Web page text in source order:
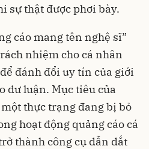
sự thật được phơi bày.
cáo mang tên nghệ sĩ”
nhiệm cho cá nhân
đánh đổi uy tín của giới
dư luận. Mục tiêu của
thực trạng đang bị bỏ
hoạt động quảng cáo cá
thành công cụ dẫn dắt